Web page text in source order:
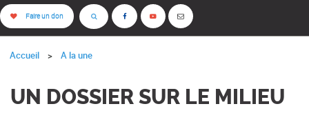
Faire un don
Accueil A la une
UN DOSSIER SUR LE MILIEU